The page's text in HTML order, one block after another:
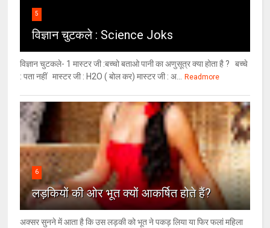
5
विज्ञान चुटकले : Science Joks
विज्ञान चुटकले- 1 मास्टर जी :बच्चो बताओ पानी का अणुसूत्र क्या होता है ? बच्चे
: पता नहीं मास्टर जी : H2O ( बोल कर) मास्टर जी : अ... Readmore
6
लड़कियों की ओर भूत क्‍यों आकर्षित होते हैं?
अक्सर सुनने में आता है कि उस लड़की को भूत ने पकड़ लिया या फिर फलां महिला